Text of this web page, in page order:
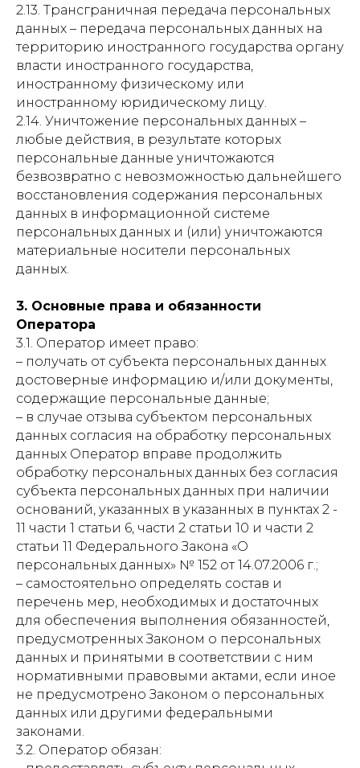
2.13. Трансграничная передача персональных
данных – передача персональных данных на
территорию иностранного государства органу
власти иностранного государства,
иностранному физическому или
иностранному юридическому лицу.
2.14. Уничтожение персональных данных –
любые действия, в результате которых
персональные данные уничтожаются
безвозвратно с невозможностью дальнейшего
восстановления содержания персональных
данных в информационной системе
персональных данных и (или) уничтожаются
материальные носители персональных
данных.
3. Основные права и обязанности
Оператора
3.1. Оператор имеет право:
– получать от субъекта персональных данных
достоверные информацию и/или документы,
содержащие персональные данные;
– в случае отзыва субъектом персональных
данных согласия на обработку персональных
данных Оператор вправе продолжить
обработку персональных данных без согласия
субъекта персональных данных при наличии
оснований, указанных в указанных в пунктах 2 -
11 части 1 статьи 6, части 2 статьи 10 и части 2
статьи 11 Федерального Закона «О
персональных данных» № 152 от 14.07.2006 г.;
– самостоятельно определять состав и
перечень мер, необходимых и достаточных
для обеспечения выполнения обязанностей,
предусмотренных Законом о персональных
данных и принятыми в соответствии с ним
нормативными правовыми актами, если иное
не предусмотрено Законом о персональных
данных или другими федеральными
законами.
3.2. Оператор обязан: